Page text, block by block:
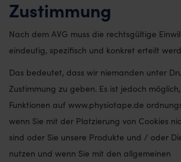
Zustimmung
Nach dem AVG muss die rechtsgültige
eindeutig, spezifisch und konkret erteilt
Das bedeutet, dass wir niemanden unter
Zustimmung zu geben. Es ist jedoch
Funktionen auf www.physiotape.de
wenn Sie mit der Platzierung von Cookies
sind oder Sie unsere Produkte und / oder
nutzen und wenn Sie mit den allgemeinen